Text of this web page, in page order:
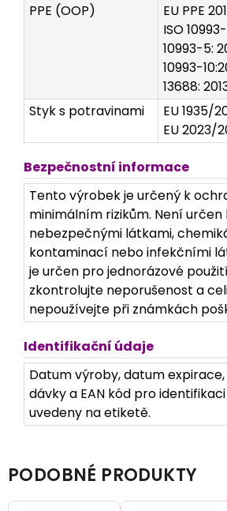
PPE (OOP)
EU PPE
ISO
10993-5:
10993-
13688:
Styk s potravinami
EU 1935/
EU 2023/
Bezpečnostní informace
Tento výrobek je určený k
minimálním rizikům. Není
nebezpečnými látkami,
kontaminací nebo infekčními
je určen pro jednorázové
zkontrolujte neporušenost a
nepoužívejte při známkách
Identifikační údaje
Datum výroby, datum
dávky a EAN kód pro
uvedeny na etiketě.
PODOBNÉ PRODUKTY